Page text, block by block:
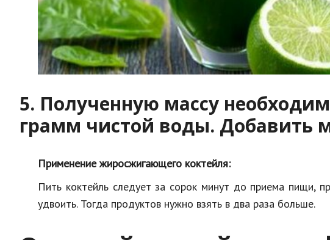
5. Полученную массу
грамм чистой воды. Добавить
Применение жиросжигающего коктейля:
Пить коктейль следует за сорок минут до приема пищи,
удвоить. Тогда продуктов нужно взять в два раза больше.